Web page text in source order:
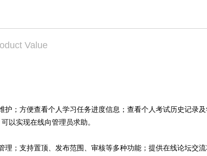
Value
护；方便查看个人学习任务进度信息；查看个人考试历史记录
以实现在线向管理员求助。
理；支持置顶、发布范围、审核等多种功能；提供在线论坛交